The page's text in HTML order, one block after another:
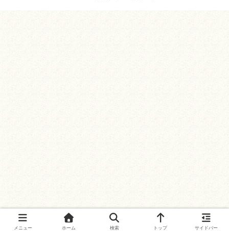
メニュー ホーム 検索 トップ サイドバー